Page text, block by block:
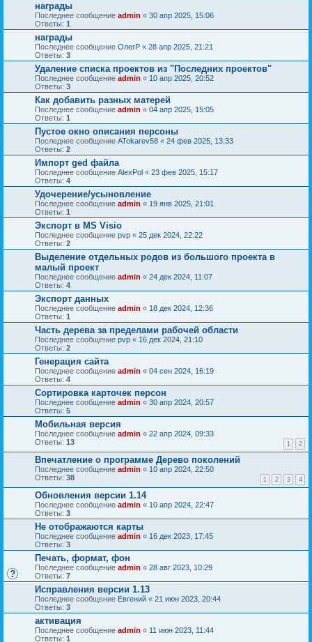
награды
Последнее сообщение admin « 30 апр 2025, 15:06
Ответы: 1
награды
Последнее сообщение ОлегР « 28 апр 2025, 21:21
Ответы: 3
Удаление списка проектов из "Последних проектов"
Последнее сообщение admin « 10 апр 2025, 20:52
Ответы: 3
Как добавить разных матерей
Последнее сообщение admin « 04 апр 2025, 15:05
Ответы: 1
Пустое окно описания персоны
Последнее сообщение ATokarev58 « 24 фев 2025, 13:33
Ответы: 2
Импорт ged файла
Последнее сообщение AlexPol « 23 фев 2025, 15:17
Ответы: 4
Удочерение/усыновление
Последнее сообщение admin « 19 янв 2025, 21:01
Ответы: 1
Экспорт в MS Visio
Последнее сообщение pvp « 25 дек 2024, 22:22
Ответы: 2
Выделение отдельных родов из большого проекта в
малый проект
Последнее сообщение admin « 24 дек 2024, 11:07
Ответы: 4
Экспорт данных
Последнее сообщение admin « 18 дек 2024, 12:36
Ответы: 1
Часть дерева за пределами рабочей области
Последнее сообщение pvp « 16 дек 2024, 21:10
Ответы: 2
Генерация сайта
Последнее сообщение admin « 04 сен 2024, 16:19
Ответы: 4
Сортировка карточек персон
Последнее сообщение admin « 30 апр 2024, 20:57
Ответы: 5
Мобильная версия
Последнее сообщение admin « 22 апр 2024, 09:33
Ответы: 13 1 2
Впечатление о программе Дерево поколений
Последнее сообщение admin « 10 апр 2024, 22:50
Ответы: 38 1 2 3 4
Обновления версии 1.14
Последнее сообщение admin « 10 апр 2024, 22:47
Ответы: 3
Не отображаются карты
Последнее сообщение admin « 16 дек 2023, 17:45
Ответы: 3
Печать, формат, фон
Последнее сообщение admin « 28 авг 2023, 10:29
Ответы: 7
Исправления версии 1.13
Последнее сообщение Евгений « 21 июн 2023, 20:44
Ответы: 3
активация
Последнее сообщение admin « 11 июн 2023, 11:44
Ответы: 1